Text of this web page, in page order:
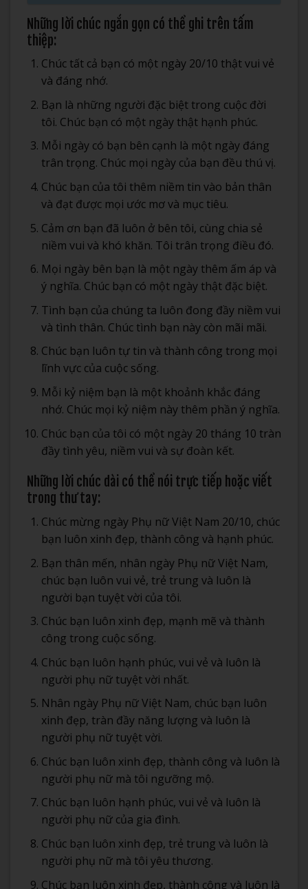
Những lời chúc ngắn gọn có thể ghi trên tấm
thiệp:
Chúc tất cả bạn có một ngày 20/10 thật vui vẻ
và đáng nhớ.
Bạn là những người đặc biệt trong cuộc đời
tôi. Chúc bạn có một ngày thật hạnh phúc.
Mỗi ngày có bạn bên cạnh là một ngày đáng
trân trọng. Chúc mọi ngày của bạn đều thú vị.
Chúc bạn của tôi thêm niềm tin vào bản thân
và đạt được mọi ước mơ và mục tiêu.
Cảm ơn bạn đã luôn ở bên tôi, cùng chia sẻ
niềm vui và khó khăn. Tôi trân trọng điều đó.
Mọi ngày bên bạn là một ngày thêm ấm áp và
ý nghĩa. Chúc bạn có một ngày thật đặc biệt.
Tình bạn của chúng ta luôn đong đầy niềm vui
và tình thân. Chúc tình bạn này còn mãi mãi.
Chúc bạn luôn tự tin và thành công trong mọi
lĩnh vực của cuộc sống.
Mỗi kỷ niệm bạn là một khoảnh khắc đáng
nhớ. Chúc mọi kỷ niệm này thêm phần ý nghĩa.
Chúc bạn của tôi có một ngày 20 tháng 10 tràn
đầy tình yêu, niềm vui và sự đoàn kết.
Những lời chúc dài có thể nói trực tiếp hoặc viết
trong thư tay:
Chúc mừng ngày Phụ nữ Việt Nam 20/10, chúc
bạn luôn xinh đẹp, thành công và hạnh phúc.
Bạn thân mến, nhân ngày Phụ nữ Việt Nam,
chúc bạn luôn vui vẻ, trẻ trung và luôn là
người bạn tuyệt vời của tôi.
Chúc bạn luôn xinh đẹp, mạnh mẽ và thành
công trong cuộc sống.
Chúc bạn luôn hạnh phúc, vui vẻ và luôn là
người phụ nữ tuyệt vời nhất.
Nhân ngày Phụ nữ Việt Nam, chúc bạn luôn
xinh đẹp, tràn đầy năng lượng và luôn là
người phụ nữ tuyệt vời.
Chúc bạn luôn xinh đẹp, thành công và luôn là
người phụ nữ mà tôi ngưỡng mộ.
Chúc bạn luôn hạnh phúc, vui vẻ và luôn là
người phụ nữ của gia đình.
Chúc bạn luôn xinh đẹp, trẻ trung và luôn là
người phụ nữ mà tôi yêu thương.
Chúc bạn luôn xinh đẹp, thành công và luôn là